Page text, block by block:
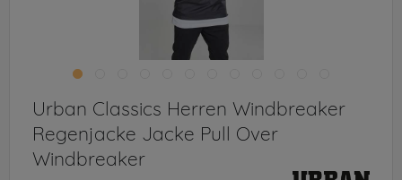
Urban Classics Herren Windbreaker
Regenjacke Jacke Pull Over
Windbreaker